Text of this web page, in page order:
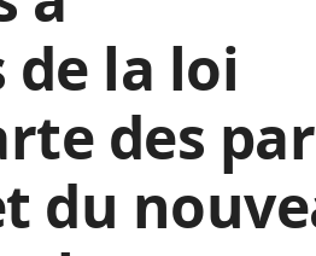
la loi
des
du